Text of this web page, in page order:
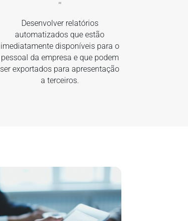
Desenvolver relatórios
automatizados que estão
imediatamente disponíveis para o
pessoal da empresa e que podem
ser exportados para apresentação
a terceiros.